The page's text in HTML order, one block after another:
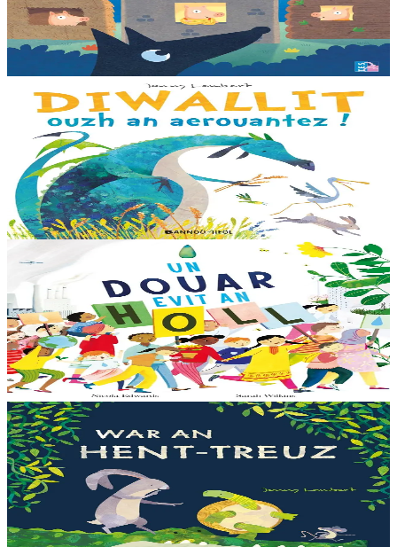
Il était une fois trois joyeux petits cochons qui vivaient avec leurs
parents. Il était temps pour chacun d’avoir sa propre maison ! Cette
collection propose...
12,00 €
Bannoù-heol
Look out, it's a Dragon!
Eflammez la dragonne est en quête d'une nouvelle maison. Mais
quand elle trouve la forêt parfaite, elle n'est pas la bienvenue...
"Ouste ! On ne veut pas de...
En stock13,00 €
Bannoù-heol
Like the Ocean We Rise
Notre planète est immense et magnifique, mais elle a besoin de notre
aide – elle a besoin de moi, elle a besoin de vous. Cet album illustré,
qui arrive à point...
En stock
13,00 €
3 ans et plus
Bannoù-heol
Let's all creep through crocodile creek
Qui sait quelles bêtes rôdent dans les marais quand la nuit tombe...
Pas les crocodiles en tout cas, Souris en est persuadée ! Ses amis ont
un doute : à quoi ça...